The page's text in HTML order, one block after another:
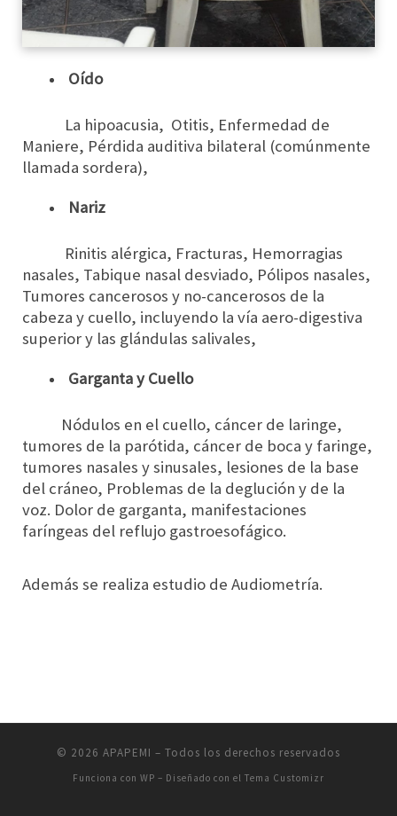
Oído
La hipoacusia, Otitis, Enfermedad de
Maniere, Pérdida auditiva bilateral (comúnmente
llamada sordera),
Nariz
Rinitis alérgica, Fracturas, Hemorragias
nasales, Tabique nasal desviado, Pólipos nasales,
Tumores cancerosos y no-cancerosos de la
cabeza y cuello, incluyendo la vía aero-digestiva
superior y las glándulas salivales,
Garganta y Cuello
Nódulos en el cuello, cáncer de laringe,
tumores de la parótida, cáncer de boca y faringe,
tumores nasales y sinusales, lesiones de la base
del cráneo, Problemas de la deglución y de la
voz. Dolor de garganta, manifestaciones
faríngeas del reflujo gastroesofágico.
Además se realiza estudio de Audiometría.
© 2026 APAPEMI – Todos los derechos reservados
Funciona con WP – Diseñado con el Tema Customizr